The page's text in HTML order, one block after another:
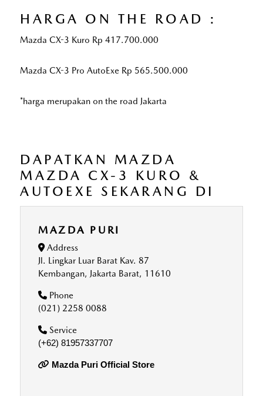
HARGA ON THE ROAD :
Mazda CX-3 Kuro Rp 417.700.000
Mazda CX-3 Pro AutoExe Rp 565.500.000
*harga merupakan on the road Jakarta
DAPATKAN MAZDA
MAZDA CX-3 KURO &
AUTOEXE SEKARANG DI
MAZDA PURI
Address
Jl. Lingkar Luar Barat Kav. 87
Kembangan, Jakarta Barat, 11610
Phone
(021) 2258 0088
Service
(+62) 81957337707
Mazda Puri Official Store